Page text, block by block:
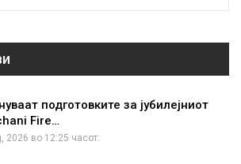
подготовките за јубилејниот
Fire…
2026 во 12:25 часот.